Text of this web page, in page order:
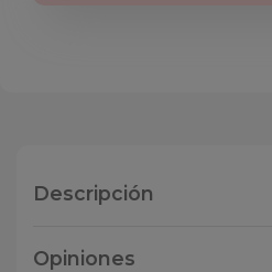
Descripción
Opiniones